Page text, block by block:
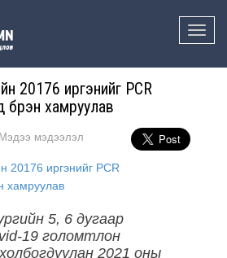
Toggle
20176 иргэнийг PCR
хамруулав
Мэдээ мэдээлэл
5, 6 дугаар
19 голомтлон
2021 оны